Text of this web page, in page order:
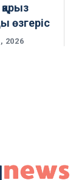
өзгеріс
2026